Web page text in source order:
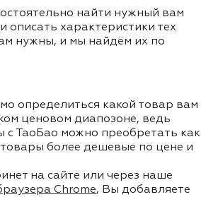
найти нужный вам
описать характеристики тех
нужны, и мы найдём их по
определиться какой товар вам
ценовом диапозоне, ведь
с ТаоБао можно преобретать как
более дешевые по цене и
на сайте или через наше
Chrome, Вы добавляете